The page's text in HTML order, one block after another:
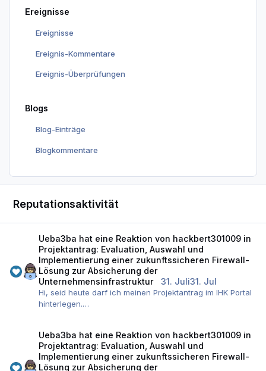
Ereignisse
Ereignisse
Ereignis-Kommentare
Ereignis-Überprüfungen
Blogs
Blog-Einträge
Blogkommentare
Reputationsaktivität
Ueba3ba hat eine Reaktion von hackbert301009in
Projektantrag: Evaluation, Auswahl und
Implementierung einer zukunftssicheren Firewall-
Lösung zur Absicherung der
Unternehmensinfrastruktur
31. Juli31. Jul
Hi, seid heute darf ich meinen Projektantrag im IHK Portal
hinterlegen.
So schaut er aus:
Ueba3ba hat eine Reaktion von hackbert301009in
Projektantrag: Evaluation, Auswahl und
Implementierung einer zukunftssicheren Firewall-
Lösung zur Absicherung der